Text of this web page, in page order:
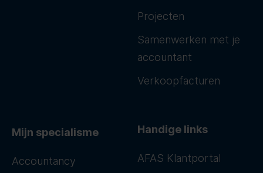
Projecten
Samenwerken met je
accountant
Verkoopfacturen
Mijn specialisme
Accountancy
Handige links
AFAS Klantportal